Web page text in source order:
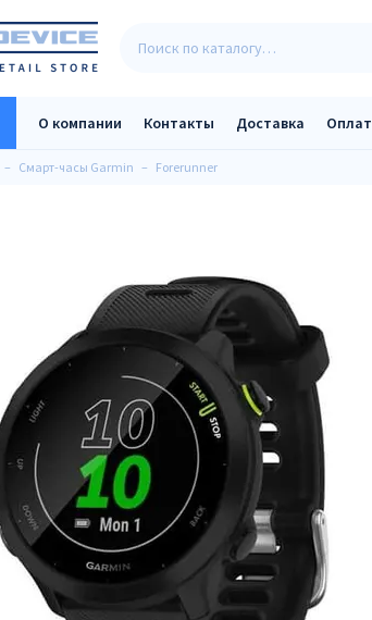
О компании Контакты Доставка
Смарт-часы Garmin Forerunner